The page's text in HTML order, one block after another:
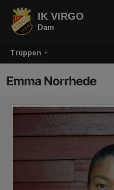
Truppen
IK VIRGO
Dam
Emma Norrhede